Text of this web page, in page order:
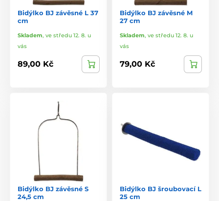
Bidýlko BJ závěsné L 37
cm
Skladem, ve středu 12. 8. u
vás
89,00 Kč
Bidýlko BJ závěsné M
27 cm
Skladem, ve středu 12. 8. u
vás
79,00 Kč
Bidýlko BJ závěsné S
24,5 cm
Bidýlko BJ šroubovací L
25 cm